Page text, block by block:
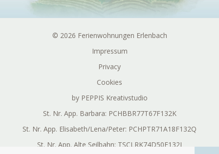
© 2026 Ferienwohnungen Erlenbach
Impressum
Privacy
Cookies
by PEPPIS Kreativstudio
St. Nr. App. Barbara: PCHBBR77T67F132K
St. Nr. App. Elisabeth/Lena/Peter: PCHPTR71A18F132Q
St. Nr. App. Alte Seilbahn: TSCLRK74D50F132J